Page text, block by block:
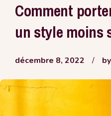
Comment
un style moins
décembre 8, 2022 / by